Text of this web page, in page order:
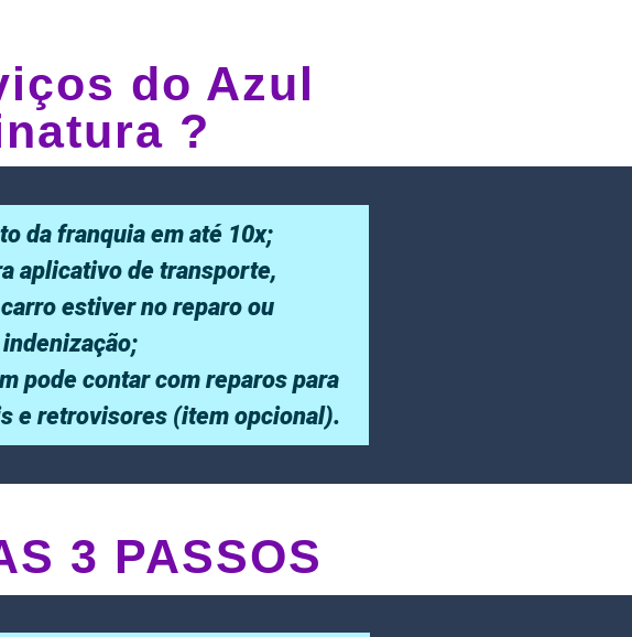
do Azul
?
da franquia em até 10x;
aplicativo de transporte,
estiver no reparo ou
pode contar com reparos para
e retrovisores (item opcional).
3 PASSOS